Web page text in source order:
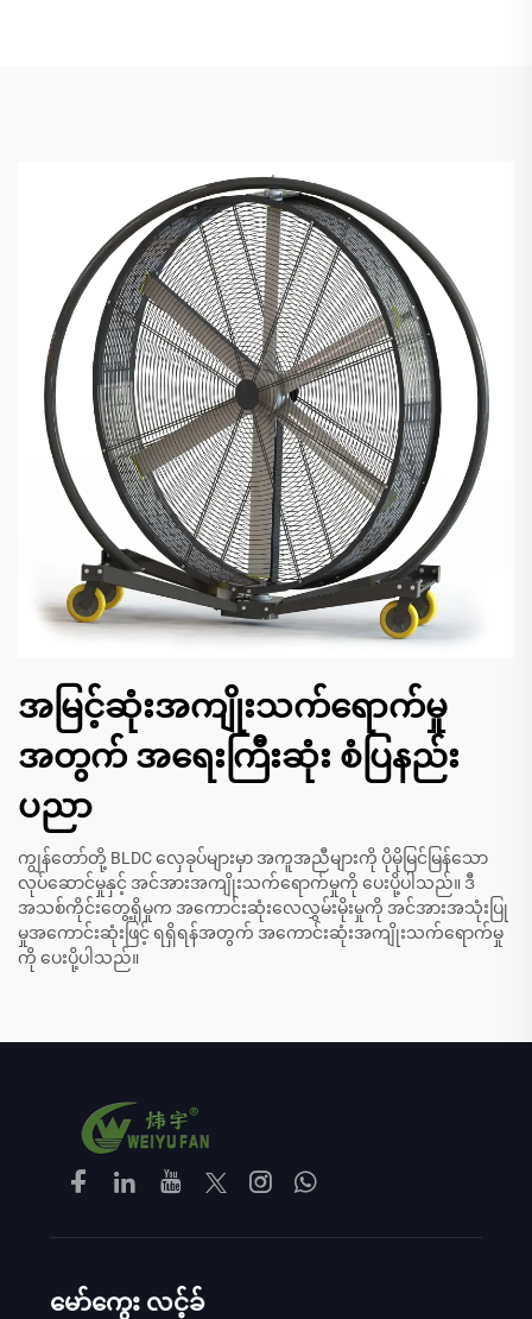
အမြင့်ဆုံးအကျိုးသက်ရောက်မှု
အတွက် အရေးကြီးဆုံး စံပြနည်း
ပညာ
ကျွန်တော်တို့ BLDC လှေခုပ်များမှာ အကူအညီများကို ပိုမိုမြင်မြန်သော
လုပ်ဆောင်မှုနှင့် အင်အားအကျိုးသက်ရောက်မှုကို ပေးပို့ပါသည်။ ဒီ
အသစ်ကိုင်းတွေ့ရှိမှုက အကောင်းဆုံးလေလွှမ်းမိုးမှုကို အင်အားအသုံးပြု
မှုအကောင်းဆုံးဖြင့် ရရှိရန်အတွက် အကောင်းဆုံးအကျိုးသက်ရောက်မှု
ကို ပေးပို့ပါသည်။
မော်ကွေး လင့်ခ်